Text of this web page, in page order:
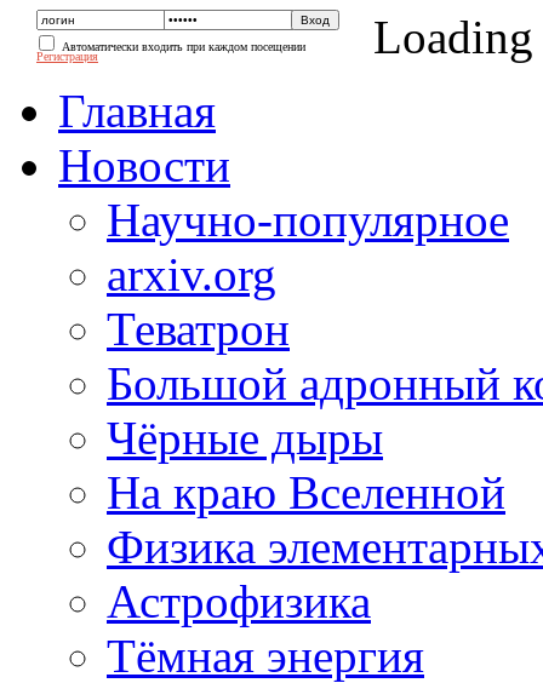
Автоматически входить при каждом посещении
Регистрация
Loading
Главная
Новости
Научно-популярное
arxiv.org
Теватрон
Большой адронный
Чёрные дыры
На краю Вселенной
Физика
Астрофизика
Тёмная энергия